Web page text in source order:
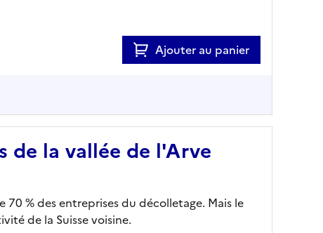
Ajouter au panier
de la vallée de l'Arve
70 % des entreprises du décolletage. Mais le
de la Suisse voisine.